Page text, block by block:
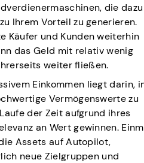
die dazu
Ihrem Vorteil zu generieren.
Käufer und Kunden weiterhin
das Geld mit relativ wenig
weiter fließen.
Einkommen liegt darin,
Vermögenswerte zu
der Zeit aufgrund ihres
an Wert gewinnen.
Assets auf Autopilot,
neue Zielgruppen und